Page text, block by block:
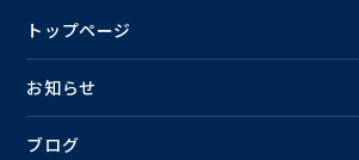
トップページ
お知らせ
ブログ